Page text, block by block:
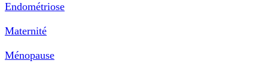
Endométriose
Maternité
Ménopause